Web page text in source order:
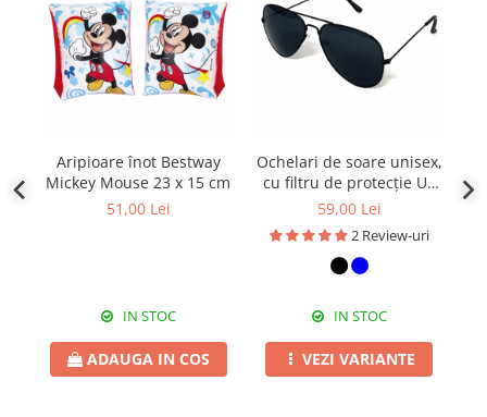
Aripioare înot Bestway
Mickey Mouse 23 x 15 cm
51,00 Lei
IN STOC
ADAUGA IN COS
Ochelari de soare unisex,
cu filtru de protecție UV
400, cu toc cadou, OSX11
59,00 Lei
2 Review-uri
IN STOC
VEZI VARIANTE